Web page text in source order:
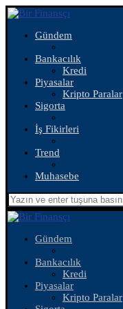
Gündem
Bankacılık
Kredi
Piyasalar
Kripto Paralar
Sigorta
İş Fikirleri
Trend
Muhasebe
Gündem
Bankacılık
Kredi
Piyasalar
Kripto Paralar